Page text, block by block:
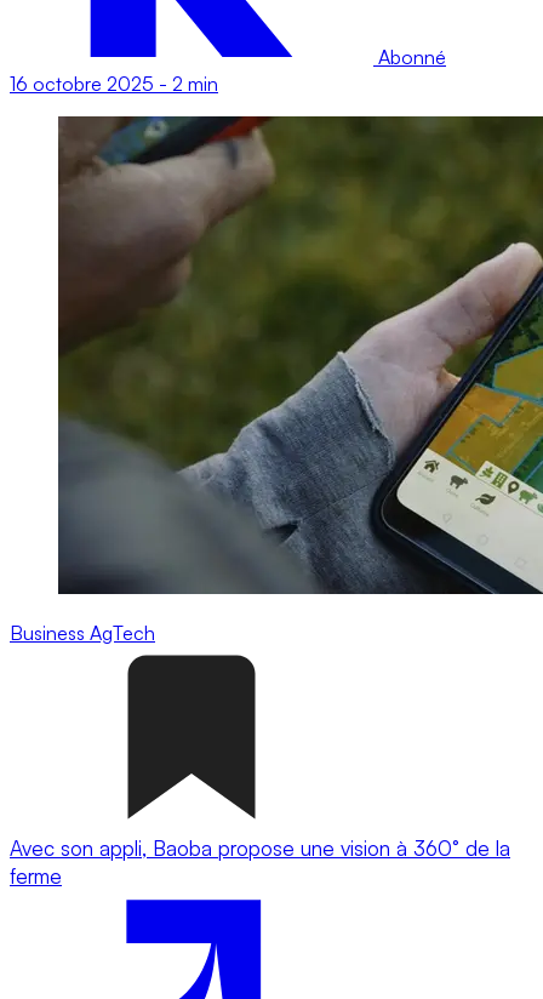
Abonné
16 octobre 2025 - 2 min
Business AgTech
Avec son appli, Baoba propose une vision à 360° de la
ferme